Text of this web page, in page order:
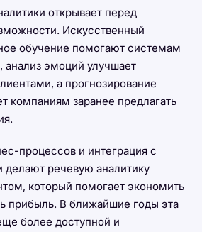
открывает перед
Искусственный
обучение помогают системам
анализ эмоций улучшает
а прогнозирование
компаниям заранее предлагать
процессов и интеграция с
речевую аналитику
который помогает экономить
прибыль. В ближайшие годы эта
более доступной и